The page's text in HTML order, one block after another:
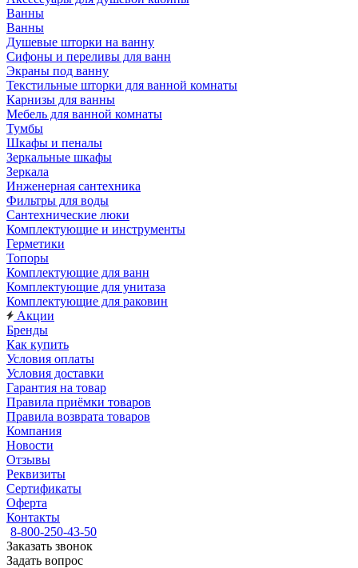
Ванны
Ванны
Душевые шторки на ванну
Сифоны и переливы для ванн
Экраны под ванну
Текстильные шторки для ванной комнаты
Карнизы для ванны
Мебель для ванной комнаты
Тумбы
Шкафы и пеналы
Зеркальные шкафы
Зеркала
Инженерная сантехника
Фильтры для воды
Сантехнические люки
Комплектующие и инструменты
Герметики
Топоры
Комплектующие для ванн
Комплектующие для унитаза
Комплектующие для раковин
Акции
Бренды
Как купить
Условия оплаты
Условия доставки
Гарантия на товар
Правила приёмки товаров
Правила возврата товаров
Компания
Новости
Отзывы
Реквизиты
Сертификаты
Оферта
Контакты
8-800-250-43-50
Заказать звонок
Задать вопрос